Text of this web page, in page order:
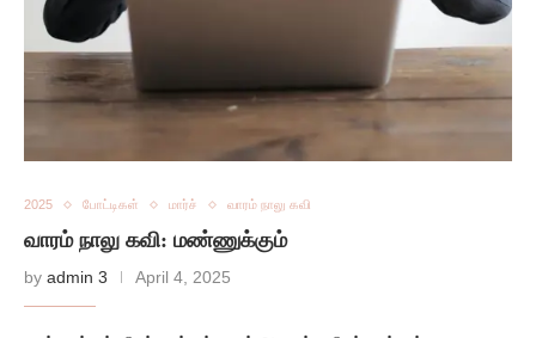
2025 போட்டிகள் மார்ச் வாரம் நாலு கவி
வாரம் நாலு கவி: மண்ணுக்கும்
by admin 3 April 4, 2025